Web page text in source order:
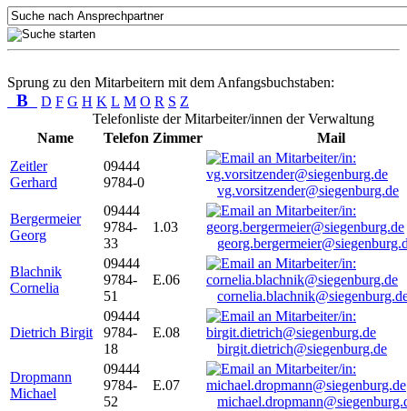
Sprung zu den Mitarbeitern mit dem Anfangsbuchstaben:
B D F G H K L M O R S Z
Telefonliste der Mitarbeiter/innen der Verwaltung
Name
Telefon Zimmer
Mail
Zeitler
Gerhard
09444
9784-0
vg.vorsitzender@siegenburg.de
Bergermeier
Georg
09444
9784-
33
1.03
Blachnik
Cornelia
09444
9784-
51
E.06
Dietrich Birgit
09444
9784-
18
E.08
birgit.dietrich@siegenburg.de
Dropmann
Michael
09444
9784-
52
E.07